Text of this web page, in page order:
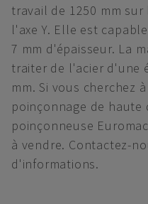
travail de 1250 mm
l'axe Y. Elle est
7 mm d'épaisseur. La
traiter de l'acier d'une
mm. Si vous cherchez
poinçonnage de haute
poinçonneuse
à vendre. Contactez-
d'informations.